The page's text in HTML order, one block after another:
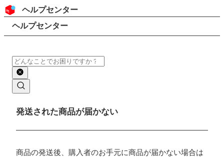
コンテンツにスキップ
ヘッダー
ヘルプセンター
検索
パンくずリスト
ヘルプセンター
検索
メインコンテンツ
発送された商品が届かない
商品の発送後、購入者のお手元に商品が届かない場合は